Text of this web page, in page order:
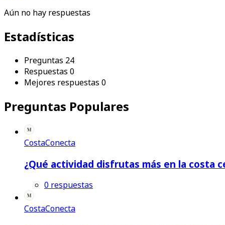
Aún no hay respuestas
Estadísticas
Preguntas 24
Respuestas 0
Mejores respuestas 0
Preguntas Populares
CostaConecta
¿Qué actividad disfrutas más en la costa
0 respuestas
CostaConecta